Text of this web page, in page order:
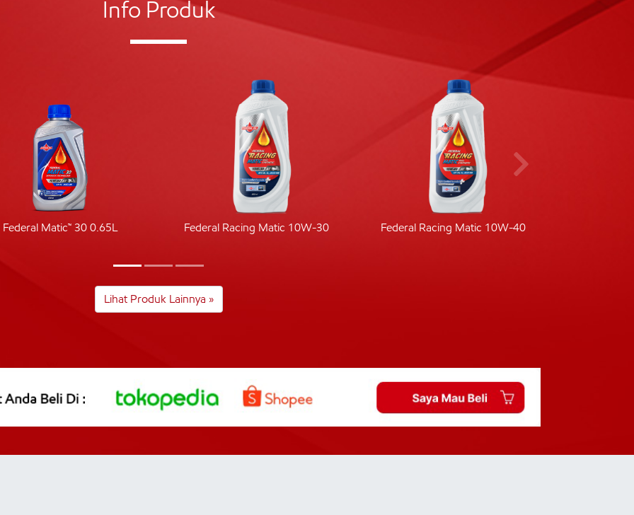
Info Produk
Federal Matic™ 30 0.65L Federal Racing Matic 10W-30 Federal Racing Matic 10W-40
Lihat Produk Lainnya »